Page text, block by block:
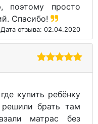
поэтому просто
Спасибо!
Дата отзыва: 02.04.2020
купить ребёнку
брать там
матрас без